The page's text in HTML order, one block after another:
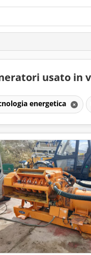
usato in
energetica